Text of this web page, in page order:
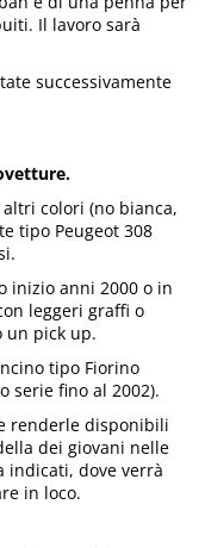
Il lavoro sarà
successivamente
colori (no bianca,
tipo Peugeot 308
inizio anni 2000 o in
leggeri graffi o
un pick up.
tipo Fiorino
serie fino al 2002).
renderle disponibili
dei giovani nelle
indicati, dove verrà
in loco.